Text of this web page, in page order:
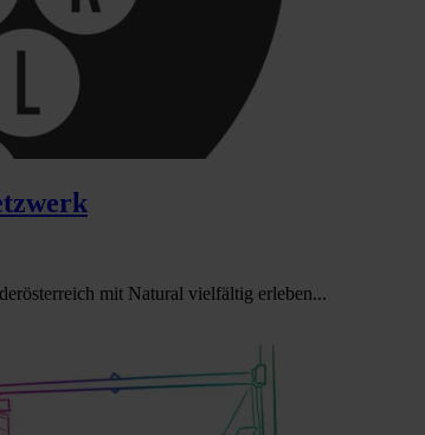
mit Natural vielfältig erleben...